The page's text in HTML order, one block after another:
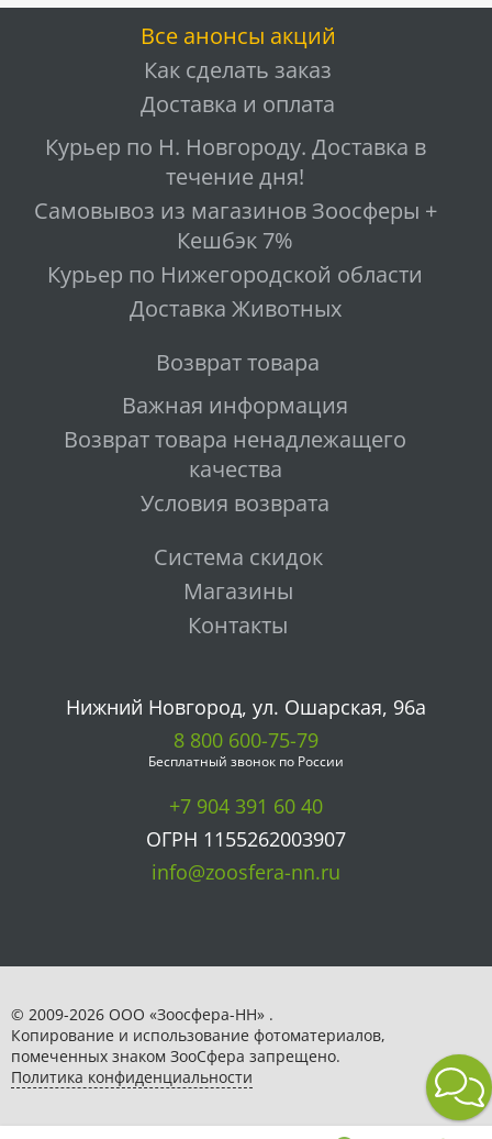
Все анонсы акций
Как сделать заказ
Доставка и оплата
Курьер по Н. Новгороду. Доставка в
течение дня!
Самовывоз из магазинов Зоосферы +
Кешбэк 7%
Курьер по Нижегородской области
Доставка Животных
Возврат товара
Важная информация
Возврат товара ненадлежащего
качества
Условия возврата
Система скидок
Магазины
Контакты
Нижний Новгород, ул. Ошарская, 96а
8 800 600-75-79
Бесплатный звонок по России
+7 904 391 60 40
ОГРН 1155262003907
info@zoosfera-nn.ru
© 2009-2026 ООО «Зоосфера-НН» .
Копирование и использование фотоматериалов,
помеченных знаком ЗooСфера запрещено.
Политика конфиденциальности